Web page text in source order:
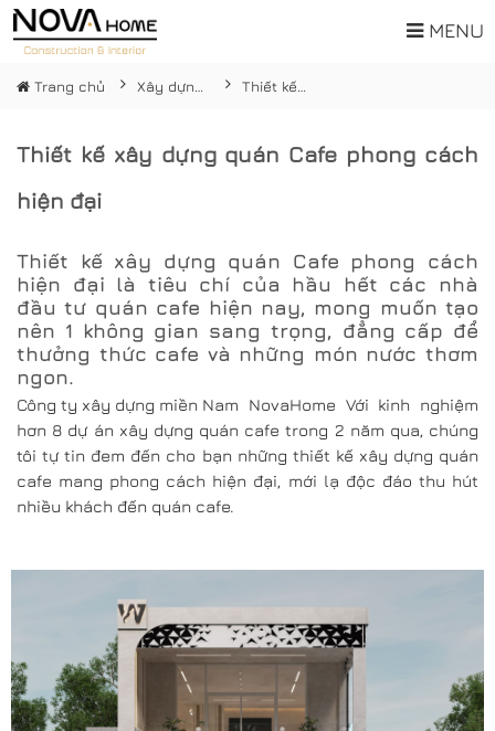
MENU
Trang chủ
Thiết kế xây dựng quán Cafe phong cách
hiện đại
Thiết kế xây dựng quán Cafe phong cách
hiện đại là tiêu chí của hầu hết các nhà
đầu tư quán cafe hiện nay, mong muốn tạo
nên 1 không gian sang trọng, đẳng cấp để
thưởng thức cafe và những món nước thơm
ngon.
Công ty xây dựng miền Nam NovaHome Với kinh nghiệm
hơn 8 dự án xây dựng quán cafe trong 2 năm qua, chúng
tôi tự tin đem đến cho bạn những thiết kế xây dựng quán
cafe mang phong cách hiện đại, mới lạ độc đáo thu hút
nhiều khách đến quán cafe.